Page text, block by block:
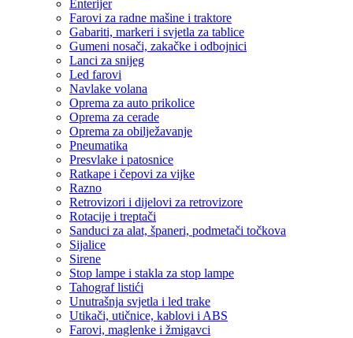
Enterijer
Farovi za radne mašine i traktore
Gabariti, markeri i svjetla za tablice
Gumeni nosači, zakačke i odbojnici
Lanci za snijeg
Led farovi
Navlake volana
Oprema za auto prikolice
Oprema za cerade
Oprema za obilježavanje
Pneumatika
Presvlake i patosnice
Ratkape i čepovi za vijke
Razno
Retrovizori i dijelovi za retrovizore
Rotacije i treptači
Sanduci za alat, španeri, podmetači točkova
Sijalice
Sirene
Stop lampe i stakla za stop lampe
Tahograf listići
Unutrašnja svjetla i led trake
Utikači, utičnice, kablovi i ABS
Farovi, maglenke i žmigavci